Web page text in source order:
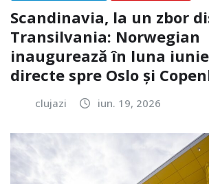
Scandinavia, la un zbor
Transilvania: Norwegian
inaugurează în luna
directe spre Oslo și
clujazi iun. 19, 2026